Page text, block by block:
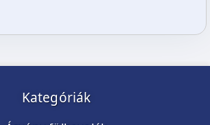
Kategóriák